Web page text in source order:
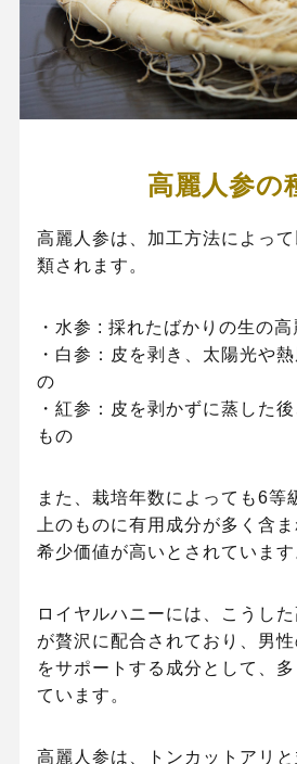
高麗人参の
高麗人参は、加工方法によっ
類されます。
・水参 : 採れたばかりの生の高
・白参：皮を剥き、太陽光や
の
・紅参：皮を剥かずに蒸した
もの
また、栽培年数によっても6等
上のものに有用成分が多く含
希少価値が高いとされています
ロイヤルハニーには、こうし
が贅沢に配合されており、男
をサポートする成分として、
ています。
高麗人参は、トンカットアリ